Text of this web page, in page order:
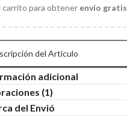
carrito para obtener envío gratis
del Articulo
adicional
(1)
del Envió